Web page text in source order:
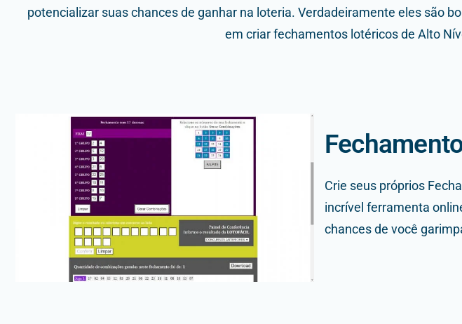
potencializar suas chances de ganhar na loteria. Verdadeiramente eles são
em criar fechamentos lotéricos de Alto
Crie seus próprios
incrível ferramenta
chances de você